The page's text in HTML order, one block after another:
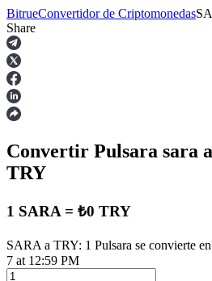
Futuros
Futuros del USDT
Futuros que utilizan USDT como
BitrueConvertidor de Criptomonedas
Share
Convertir Pulsara sara
TRY
1 SARA = ₺0 TRY
SARA a TRY: 1 Pulsara se convierte
7 at 12:59 PM